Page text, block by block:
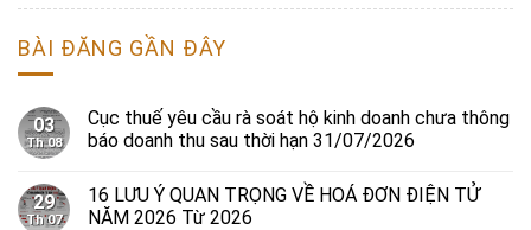
BÀI ĐĂNG GẦN ĐÂY
03
Th 08
Cục thuế yêu cầu rà soát hộ kinh doanh chưa thông
báo doanh thu sau thời hạn 31/07/2026
29
Th 07
16 LƯU Ý QUAN TRỌNG VỀ HOÁ ĐƠN ĐIỆN TỬ
NĂM 2026 Từ 2026